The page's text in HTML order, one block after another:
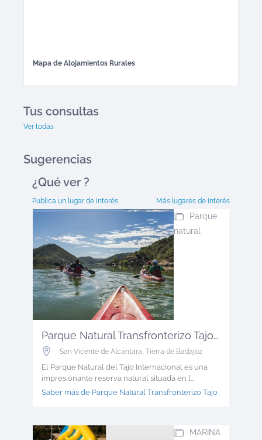
Mapa de Alojamientos Rurales
Tus consultas
Ver todas
Sugerencias
¿Qué ver ?
Publica un lugar de interés Más lugares de interés
Parque Natural Transfronterizo Tajo ...
San Vicente de Alcántara Tierra de Badajoz
El Parque Natural del Tajo Internacional es una
impresionante reserva natural situada en l...
Parque
natural
Saber más de Parque Natural Transfronterizo Tajo >
MARINA